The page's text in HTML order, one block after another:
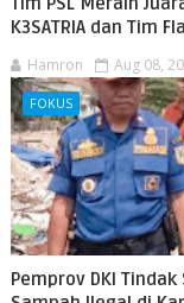
K3SATRIA dan Tim
Hamron Aug 08,
FOKUS
Pemprov DKI